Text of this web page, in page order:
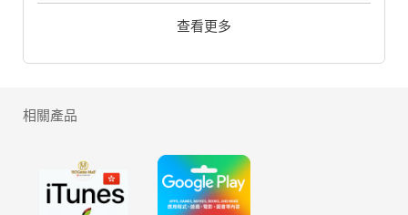
慧，建造蟻巢；帶領蟻后，壯大蟻群，抵禦
發。為了螞蟻家族的繁榮和榮耀, 盡情展現你
透過HOGAME.HK 儲值The Ants手機遊戲，
官方渠道app內購儲值，可參與官方發布的所
有遊戲活動。
查看更多
相關產品